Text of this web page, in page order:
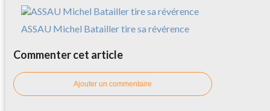
ASSAU Michel Batailler tire sa révérence
Commenter cet article
Ajouter un commentaire